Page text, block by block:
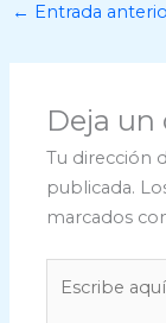
← Entrada
Deja
Tu dirección
publicada.
marcados